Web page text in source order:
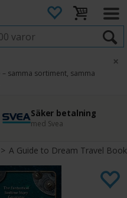
– samma sortiment, samma
×
Säker betalning
med Svea
45 dagars ångerrätt
Enkel retur
A Guide to Dream Travel Book